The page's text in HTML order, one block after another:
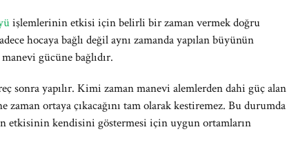
işlemlerinin etkisi için belirli bir zaman vermek doğru
hocaya bağlı değil aynı zamanda yapılan büyünün
gücüne bağlıdır.
sonra yapılır. Kimi zaman manevi alemlerden dahi güç alan
ortaya çıkacağını tam olarak kestiremez. Bu durumda
etkisinin kendisini göstermesi için uygun ortamların